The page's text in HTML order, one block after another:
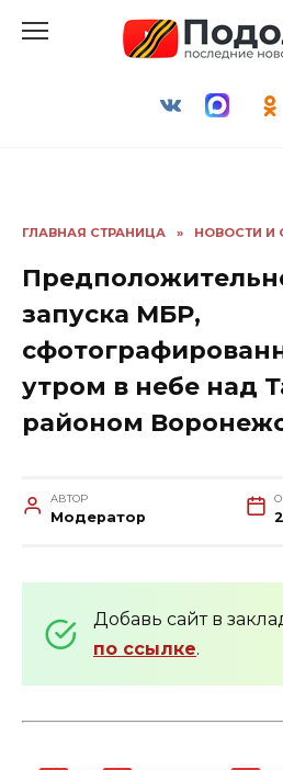
ГЛАВНАЯ СТРАНИЦА » НОВОСТИ И
запуска МБР,
утром в небе над
районом
АВТОР
Модератор
Добавь сайт в
по ссылке.